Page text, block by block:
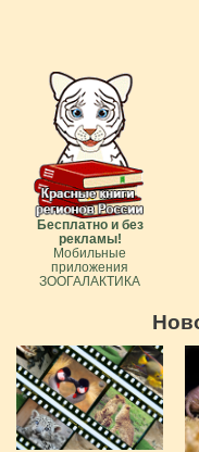
Бесплатно и без
рекламы!
Мобильные
приложения
ЗООГАЛАКТИКА